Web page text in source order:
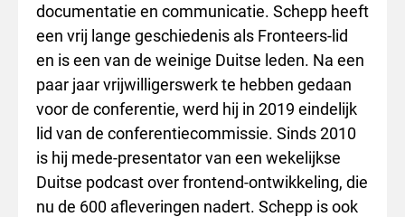
documentatie en communicatie. Schepp heeft
een vrij lange geschiedenis als Fronteers-lid
en is een van de weinige Duitse leden. Na een
paar jaar vrijwilligerswerk te hebben gedaan
voor de conferentie, werd hij in 2019 eindelijk
lid van de conferentiecommissie. Sinds 2010
is hij mede-presentator van een wekelijkse
Duitse podcast over frontend-ontwikkeling, die
nu de 600 afleveringen nadert. Schepp is ook